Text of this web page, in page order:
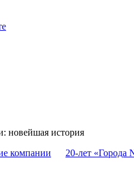
новейшая история
компании 20-лет «Города